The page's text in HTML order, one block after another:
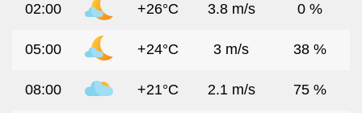
02:00 +26°C 3.8 m/s 0 %
05:00 +24°C 3 m/s 38 %
08:00 +21°C 2.1 m/s 75 %